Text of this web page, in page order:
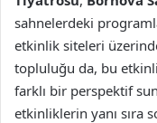
sahnelerdeki
etkinlik siteleri
topluluğu da, bu
farklı bir perspektif
etkinliklerin yanı sıra